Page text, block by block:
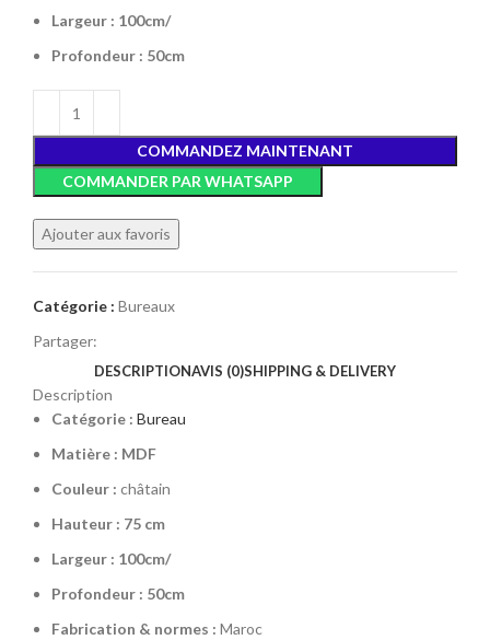
Largeur : 100cm/
Profondeur : 50cm
COMMANDEZ MAINTENANT
COMMANDER PAR WHATSAPP
Ajouter aux favoris
Catégorie : Bureaux
Partager:
DESCRIPTIONAVIS (0)SHIPPING & DELIVERY
Description
Catégorie : Bureau
Matière : MDF
Couleur : châtain
Hauteur : 75 cm
Largeur : 100cm/
Profondeur : 50cm
Fabrication & normes : Maroc